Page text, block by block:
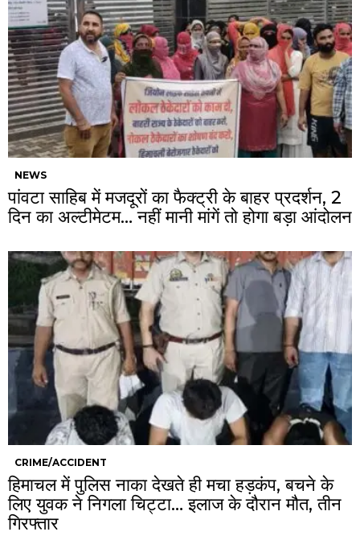
NEWS
पांवटा साहिब में मजदूरों का फैक्ट्री के बाहर प्रदर्शन, 2
दिन का अल्टीमेटम… नहीं मानी मांगें तो होगा बड़ा आंदोलन
CRIME/ACCIDENT
हिमाचल में पुलिस नाका देखते ही मचा हड़कंप, बचने के
लिए युवक ने निगला चिट्टा… इलाज के दौरान मौत, तीन
गिरफ्तार